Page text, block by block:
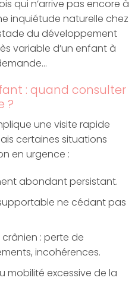
qui n’arrive pas encore à
inquiétude naturelle chez
du développement
variable d’un enfant à
: quand consulter
?
une visite rapide
certaines situations
en urgence :
abondant persistant.
ne cédant pas
: perte de
incohérences.
mobilité excessive de la